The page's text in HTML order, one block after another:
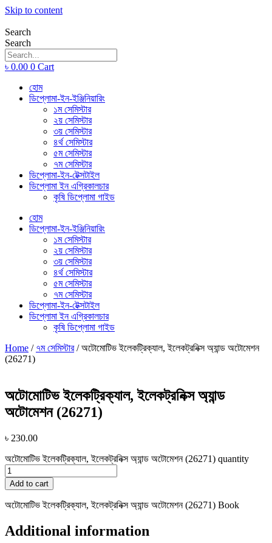
Skip to content
Search
Search
৳ 0.00 0 Cart
হোম
ডিপ্লোমা-ইন-ইঞ্জিনিয়ারিং
১ম সেমিস্টার
২য় সেমিস্টার
৩য় সেমিস্টার
৪র্থ সেমিস্টার
৫ম সেমিস্টার
৭ম সেমিস্টার
ডিপ্লোমা-ইন-টেক্সটাইল
ডিপ্লোমা ইন এগ্রিকালচার
কৃষি ডিপ্লোমা গাইড
হোম
ডিপ্লোমা-ইন-ইঞ্জিনিয়ারিং
১ম সেমিস্টার
২য় সেমিস্টার
৩য় সেমিস্টার
৪র্থ সেমিস্টার
৫ম সেমিস্টার
৭ম সেমিস্টার
ডিপ্লোমা-ইন-টেক্সটাইল
ডিপ্লোমা ইন এগ্রিকালচার
কৃষি ডিপ্লোমা গাইড
Home / ৭ম সেমিস্টার/ অটোমোটিভ ইলেকট্রিক্যাল, ইলেকট্রনিক্স অ্যান্ড অটোমেশন
(26271)
অটোমোটিভ ইলেকট্রিক্যাল, ইলেকট্রনিক্স অ্যান্ড
অটোমেশন (26271)
৳ 230.00
অটোমোটিভ ইলেকট্রিক্যাল, ইলেকট্রনিক্স অ্যান্ড অটোমেশন (26271) quantity
Add to cart
অটোমোটিভ ইলেকট্রিক্যাল, ইলেকট্রনিক্স অ্যান্ড অটোমেশন (26271) Book
Additional information